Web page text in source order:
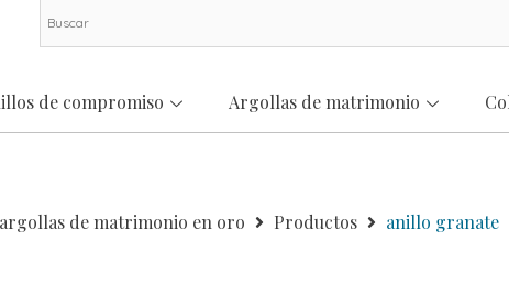
de compromiso Argollas de matrimonio
de matrimonio en oro Productos anillo granate